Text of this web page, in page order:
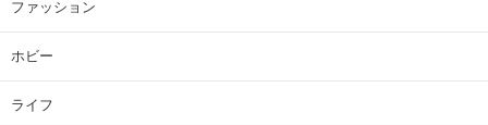
ファッション
ホビー
ライフ